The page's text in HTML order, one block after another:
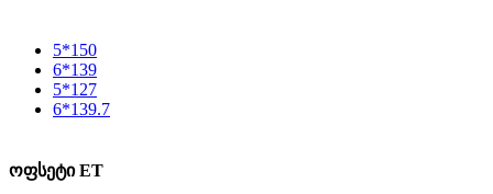
5*150
6*139
5*127
6*139.7
ოფსეტი ET